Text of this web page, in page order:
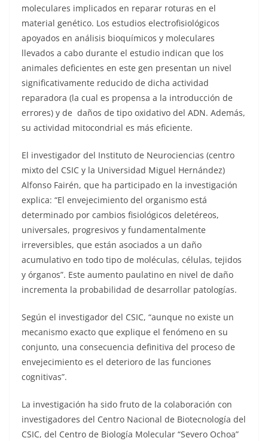
moleculares implicados en reparar roturas en el
material genético. Los estudios electrofisiológicos
apoyados en análisis bioquímicos y moleculares
llevados a cabo durante el estudio indican que los
animales deficientes en este gen presentan un nivel
significativamente reducido de dicha actividad
reparadora (la cual es propensa a la introducción de
errores) y de daños de tipo oxidativo del ADN. Además,
su actividad mitocondrial es más eficiente.
El investigador del Instituto de Neurociencias (centro
mixto del CSIC y la Universidad Miguel Hernández)
Alfonso Fairén, que ha participado en la investigación
explica: “El envejecimiento del organismo está
determinado por cambios fisiológicos deletéreos,
universales, progresivos y fundamentalmente
irreversibles, que están asociados a un daño
acumulativo en todo tipo de moléculas, células, tejidos
y órganos”. Este aumento paulatino en nivel de daño
incrementa la probabilidad de desarrollar patologías.
Según el investigador del CSIC, “aunque no existe un
mecanismo exacto que explique el fenómeno en su
conjunto, una consecuencia definitiva del proceso de
envejecimiento es el deterioro de las funciones
cognitivas”.
La investigación ha sido fruto de la colaboración con
investigadores del Centro Nacional de Biotecnología del
CSIC, del Centro de Biología Molecular “Severo Ochoa”